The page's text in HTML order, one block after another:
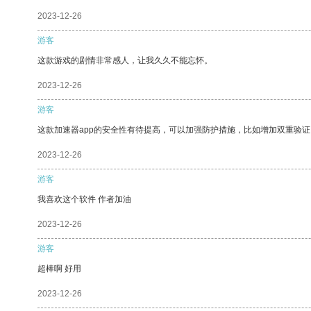
2023-12-26
游客
这款游戏的剧情非常感人，让我久久不能忘怀。
2023-12-26
游客
这款加速器app的安全性有待提高，可以加强防护措施，比如增加双重验
2023-12-26
游客
我喜欢这个软件 作者加油
2023-12-26
游客
超棒啊 好用
2023-12-26